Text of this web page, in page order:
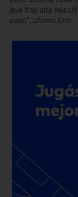
que hay una
pasó”, afirmó Orsi.